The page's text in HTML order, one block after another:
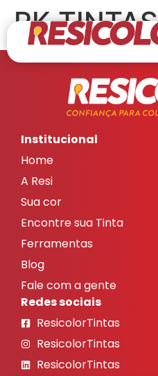
RK TINTAS
Institucional
Home
A Resi
Sua cor
Encontre sua Tinta
Ferramentas
Blog
Fale com a gente
Redes sociais
ResicolorTintas
ResicolorTintas
ResicolorTintas